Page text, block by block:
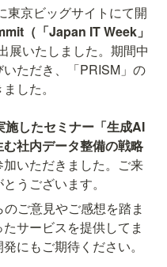
東京ビッグサイトにて開
（「Japan IT Week」
展いたしました。期間中
ただき、「PRISM」の
した。
したセミナー「生成AI
社内データ整備の戦略
いただきました。ご来
ご意見やご感想を踏ま
サービスを提供してま
にもご期待ください。